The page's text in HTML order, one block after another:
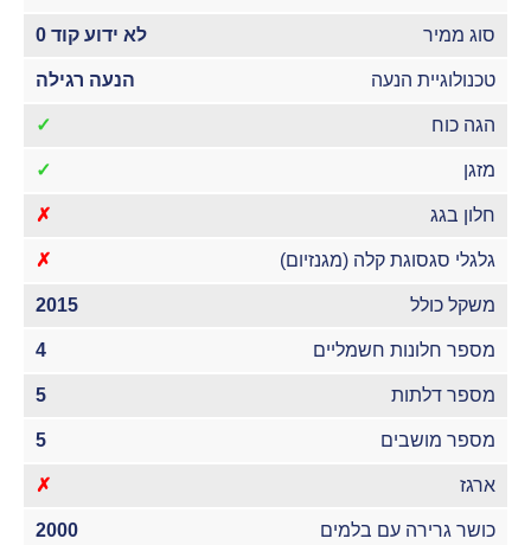
סוג ממיר לא ידוע קוד 0
טכנולוגיית הנעה הנעה רגילה
הגה כוח ✓
מזגן ✓
חלון בגג ✗
גלגלי סגסוגת קלה (מגנזיום) ✗
משקל כולל 2015
מספר חלונות חשמליים 4
מספר דלתות 5
מספר מושבים 5
ארגז ✗
כושר גרירה עם בלמים 2000